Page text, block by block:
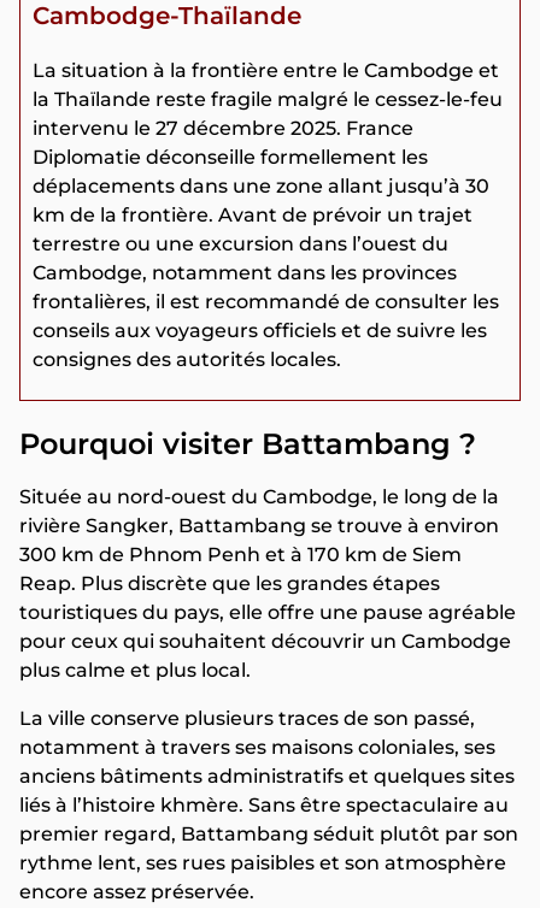
Cambodge-Thaïlande
La situation à la frontière entre le Cambodge et
la Thaïlande reste fragile malgré le cessez-le-feu
intervenu le 27 décembre 2025. France
Diplomatie déconseille formellement les
déplacements dans une zone allant jusqu’à 30
km de la frontière. Avant de prévoir un trajet
terrestre ou une excursion dans l’ouest du
Cambodge, notamment dans les provinces
frontalières, il est recommandé de consulter les
conseils aux voyageurs officiels et de suivre les
consignes des autorités locales.
Pourquoi visiter Battambang ?
Située au nord-ouest du Cambodge, le long de la
rivière Sangker, Battambang se trouve à environ
300 km de Phnom Penh et à 170 km de Siem
Reap. Plus discrète que les grandes étapes
touristiques du pays, elle offre une pause agréable
pour ceux qui souhaitent découvrir un Cambodge
plus calme et plus local.
La ville conserve plusieurs traces de son passé,
notamment à travers ses maisons coloniales, ses
anciens bâtiments administratifs et quelques sites
liés à l’histoire khmère. Sans être spectaculaire au
premier regard, Battambang séduit plutôt par son
rythme lent, ses rues paisibles et son atmosphère
encore assez préservée.